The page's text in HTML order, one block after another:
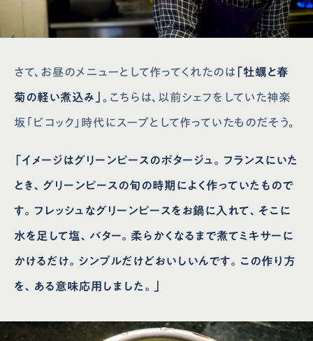
さて、お昼のメニューとして作ってくれたのは 「牡蠣と春
菊の軽い煮込み」。こちらは、以前シェフをしていた神楽
坂「ビコック」時代にスープとして作っていたものだそう。
「イメージはグリーンピースのポタージュ。フランスにいた
とき、グリーンピースの旬の時期によく作っていたもので
す。フレッシュなグリーンピースをお鍋に入れて、そこに
水を足して塩、バター。柔らかくなるまで煮てミキサーに
かけるだけ。シンプルだけどおいしいんです。この作り方
を、ある意味応用しました。」